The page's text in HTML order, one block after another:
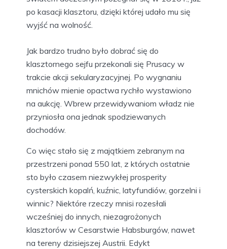
po kasacji klasztoru, dzięki której udało mu się
wyjść na wolność.
Jak bardzo trudno było dobrać się do
klasztornego sejfu przekonali się Prusacy w
trakcie akcji sekularyzacyjnej. Po wygnaniu
mnichów mienie opactwa rychło wystawiono
na aukcję. Wbrew przewidywaniom władz nie
przyniosła ona jednak spodziewanych
dochodów.
Co więc stało się z majątkiem zebranym na
przestrzeni ponad 550 lat, z których ostatnie
sto było czasem niezwykłej prosperity
cysterskich kopalń, kuźnic, latyfundiów, gorzelni i
winnic? Niektóre rzeczy mnisi rozesłali
wcześniej do innych, niezagrożonych
klasztorów w Cesarstwie Habsburgów, nawet
na tereny dzisiejszej Austrii. Edykt